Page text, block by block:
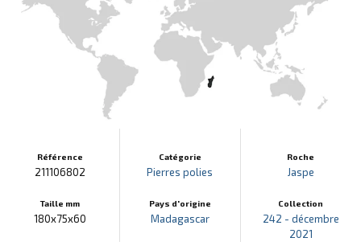
Référence
211106802
Taille mm
180x75x60
Catégorie
Pierres polies
Pays d'origine
Madagascar
Roche
Jaspe
Collection
242 - décembre
2021